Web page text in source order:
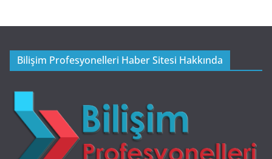
Bilişim Profesyonelleri Haber Sitesi Hakkında